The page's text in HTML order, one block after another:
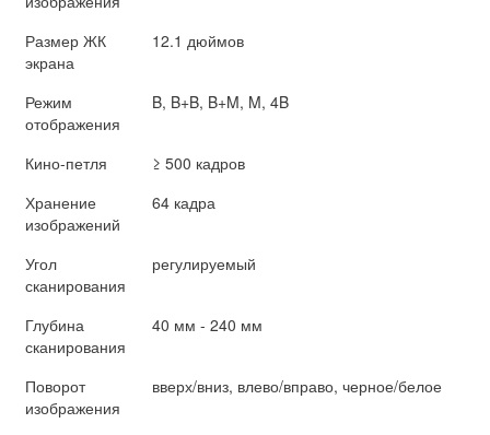
Размер ЖК
экрана
12.1 дюймов
Режим
отображения
B, B+B, B+M, M, 4B
Кино-петля
≥ 500 кадров
Хранение
изображений
64 кадра
Угол
сканирования
регулируемый
Глубина
сканирования
40 мм - 240 мм
Поворот
изображения
вверх/вниз, влево/вправо, черное/белое